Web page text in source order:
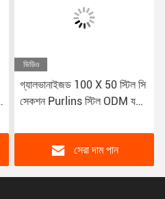
ভিডিও
গ্যালভানাইজড 100 X 50 স্টিল সি
সেকশন Purlins স্টিল ODM যথার্থ
সেরা দাম পান